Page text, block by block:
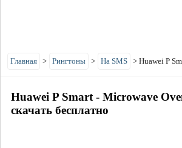
Главная > Рингтоны > На SMS > Huawei P
Huawei P Smart - Microwave
скачать бесплатно